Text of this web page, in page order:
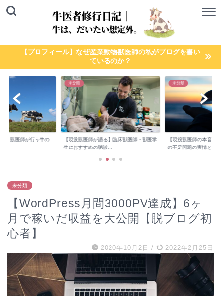
【プロフィール】なぜ産業動物獣医師の私がブログを書い
ているのか？
】獣医師が行う牛の
未分類
【現役獣医師が語る】臨床獣医師・獣医学
生におすすめの聴診...
未分類
【現役獣医師の本音】
の不足問題の実情と...
未分類
【WordPress月間3000PV達成】6ヶ
月で稼いだ収益を大公開【脱ブログ初
心者】
2020年10月2日 / 2022年2月25日